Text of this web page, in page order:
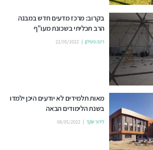
בקרוב: מרכז מדעים חדש במבנה
הרב תכליתי בשכונת מעו"ף
רינה פטילון 22/05/2022
מאות תלמידים לא יודעים היכן ילמדו
בשנת הלימודים הבאה
לידור שקד 08/05/2022